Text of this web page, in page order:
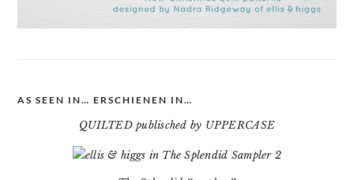
AS SEEN IN… ERSCHIENEN IN…
QUILTED publisched by UPPERCASE